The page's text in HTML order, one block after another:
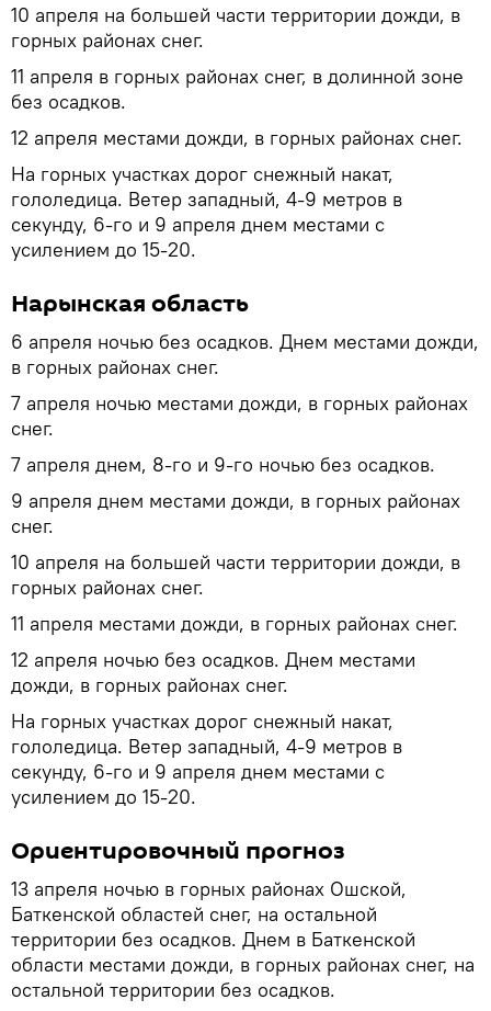
10 апреля на большей части территории дожди, в
горных районах снег.
11 апреля в горных районах снег, в долинной зоне
без осадков.
12 апреля местами дожди, в горных районах снег.
На горных участках дорог снежный накат,
гололедица. Ветер западный, 4-9 метров в
секунду, 6-го и 9 апреля днем местами с
усилением до 15-20.
Нарынская область
6 апреля ночью без осадков. Днем местами дожди,
в горных районах снег.
7 апреля ночью местами дожди, в горных районах
снег.
7 апреля днем, 8-го и 9-го ночью без осадков.
9 апреля днем местами дожди, в горных районах
снег.
10 апреля на большей части территории дожди, в
горных районах снег.
11 апреля местами дожди, в горных районах снег.
12 апреля ночью без осадков. Днем местами
дожди, в горных районах снег.
На горных участках дорог снежный накат,
гололедица. Ветер западный, 4-9 метров в
секунду, 6-го и 9 апреля днем местами с
усилением до 15-20.
Ориентировочный прогноз
13 апреля ночью в горных районах Ошской,
Баткенской областей снег, на остальной
территории без осадков. Днем в Баткенской
области местами дожди, в горных районах снег, на
остальной территории без осадков.